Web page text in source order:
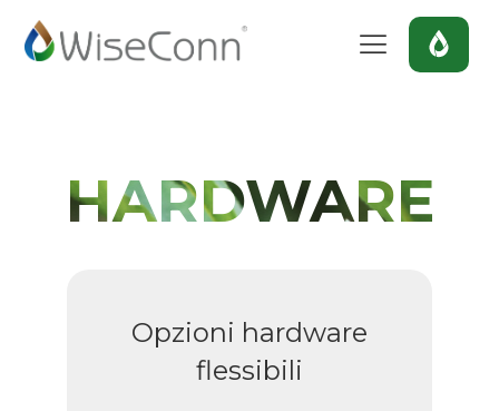
HARDWARE
Opzioni hardware
flessibili